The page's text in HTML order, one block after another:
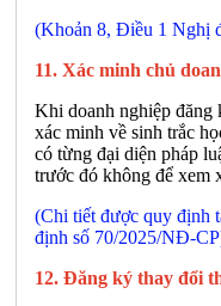
(Khoản 8, Điều 1 Nghị
11. Xác minh chủ
Khi doanh nghiệp đăng
xác minh về sinh trắc
có từng đại diện pháp
trước đó không để xem
(Chi tiết được quy định
định số 70/2025/NĐ-
12. Đăng ký thay đổi